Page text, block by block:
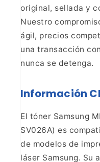
original, sellada y
Nuestro
ágil, precios
una transacción
nunca se detenga.
Información
El tóner Samsung
SV026A) es
de modelos de
láser Samsung. Su